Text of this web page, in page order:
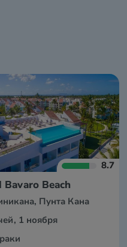
8.7
Bavaro Beach
Пунта Кана
1 ноября